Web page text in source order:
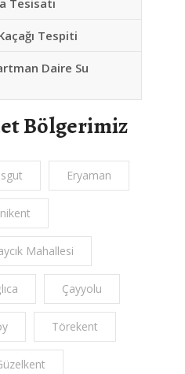
Tesisatı
Tespiti
Daire Su
Bölgerimiz
Eryaman
Mahallesi
Çayyolu
Törekent